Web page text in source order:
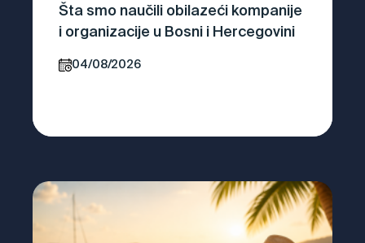
Šta smo naučili obilazeći kompanije
i organizacije u Bosni i Hercegovini
04/08/2026